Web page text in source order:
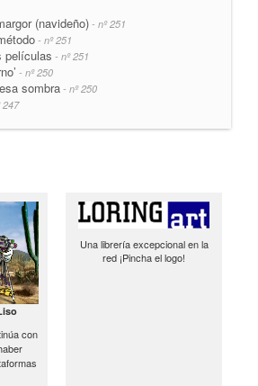
(navideño) - nº 251
- nº 251
películas - nº 251
- nº 250
sombra - nº 250
247
con
Una librería excepcional en la
red ¡Pincha el logo!